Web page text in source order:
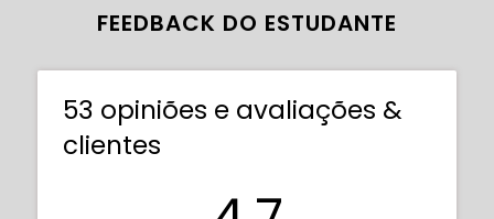
FEEDBACK DO ESTUDANTE
53 opiniões e avaliações &
clientes